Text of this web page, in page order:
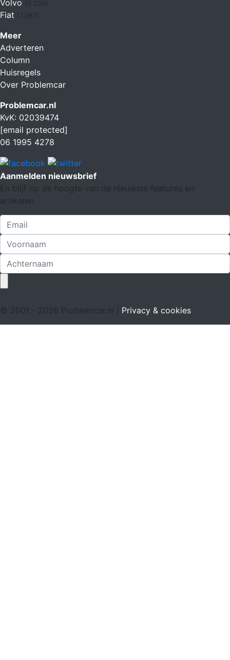
Volvo
Fiat (7.262)
Meer
Adverteren
Column
Huisregels
Over Problemcar
Problemcar.nl
KvK: 02039474
[email protected]
06 1995 4278
Aanmelden nieuwsbrief
En blijf op de hoogte van de nieuwste features en
artikelen
© 2001 - 2026 Problemcar.nl | Privacy & cookies